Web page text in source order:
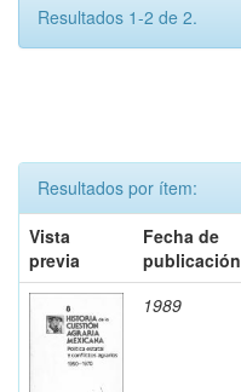
Resultados 1-2 de 2.
Resultados por ítem:
Vista
previa
Fecha de
publicación
1989